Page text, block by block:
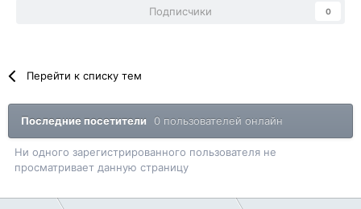
Подписчики 0
Перейти к списку тем
Последние посетители 0 пользователей онлайн
Ни одного зарегистрированного пользователя не
просматривает данную страницу